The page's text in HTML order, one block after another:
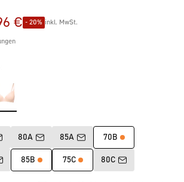
€ - 20% inkl. MwSt.
von 4.1 von 5 Sternen
80A 85A 70B
85B 75C 80C